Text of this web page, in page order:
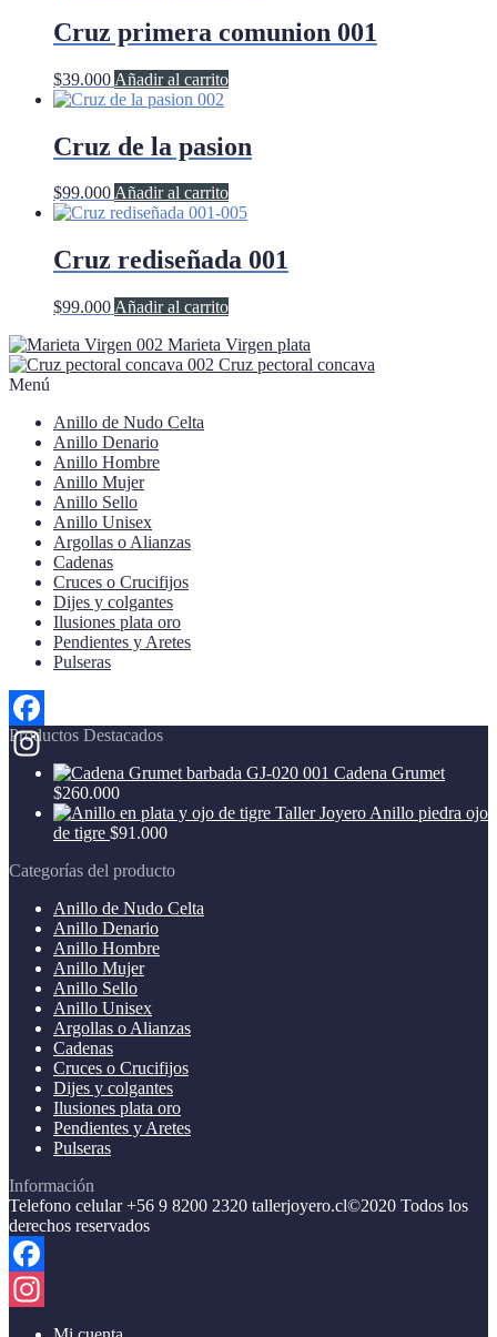
Cruz primera comunion 001
$39.000 Añadir al carrito
Cruz de la pasion
$99.000Añadir al carrito
Cruz rediseñada 001
$99.000 Añadir al carrito
Marieta Virgen plata
Cruz pectoral concava
Menú
Anillo de Nudo Celta
Anillo Denario
Anillo Hombre
Anillo Mujer
Anillo Sello
Anillo Unisex
Argollas o Alianzas
Cadenas
Cruces o Crucifijos
Dijes y colgantes
Ilusiones plata oro
Pendientes y Aretes
Pulseras
Facebook
Instagram
Productos Destacados
Cadena Grumet
$260.000
Anillo piedra ojo
de tigre $91.000
Categorías del producto
Anillo de Nudo Celta
Anillo Denario
Anillo Hombre
Anillo Mujer
Anillo Sello
Anillo Unisex
Argollas o Alianzas
Cadenas
Cruces o Crucifijos
Dijes y colgantes
Ilusiones plata oro
Pendientes y Aretes
Pulseras
Información
Telefono celular +56 9 8200 2320 tallerjoyero.cl©2020 Todos los
derechos reservados
Facebook
Instagram